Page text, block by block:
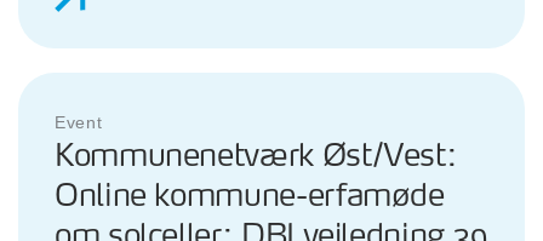
Event
Kommunenetværk Øst/Vest:
Online kommune-erfamøde